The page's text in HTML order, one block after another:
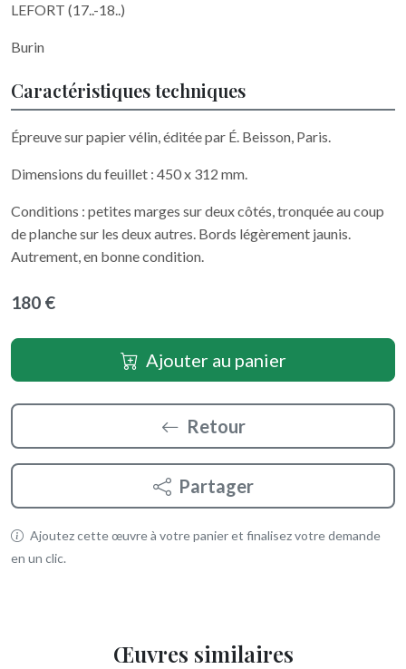
LEFORT (17..-18..)
Burin
Caractéristiques techniques
Épreuve sur papier vélin, éditée par É. Beisson, Paris.
Dimensions du feuillet : 450 x 312 mm.
Conditions : petites marges sur deux côtés, tronquée au coup
de planche sur les deux autres. Bords légèrement jaunis.
Autrement, en bonne condition.
180 €
Ajouter au panier
Retour
Partager
Ajoutez cette œuvre à votre panier et finalisez votre demande
en un clic.
Œuvres similaires